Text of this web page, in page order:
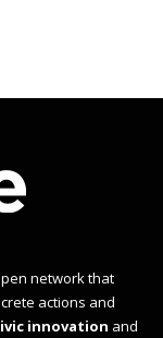
network that
actions and
innovation and